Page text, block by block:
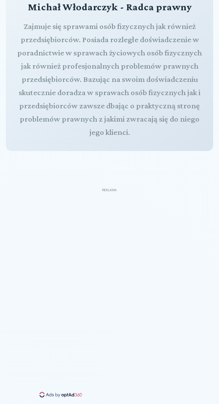
Michał Włodarczyk - Radca prawny
Zajmuje się sprawami osób fizycznych jak również
przedsiębiorców. Posiada rozległe doświadczenie w
poradnictwie w sprawach życiowych osób fizycznych
jak również profesjonalnych problemów prawnych
przedsiębiorców. Bazując na swoim doświadczeniu
skutecznie doradza w sprawach osób fizycznych jak i
przedsiębiorców zawsze dbając o praktyczną stronę
problemów prawnych z jakimi zwracają się do niego
jego klienci.
REKLAMA